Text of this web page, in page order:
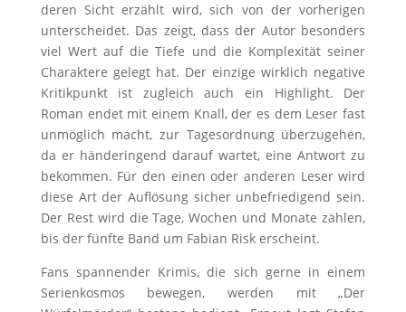
deren Sicht erzählt wird, sich von der vorherigen
unterscheidet. Das zeigt, dass der Autor besonders
viel Wert auf die Tiefe und die Komplexität seiner
Charaktere gelegt hat. Der einzige wirklich negative
Kritikpunkt ist zugleich auch ein Highlight. Der
Roman endet mit einem Knall, der es dem Leser fast
unmöglich macht, zur Tagesordnung überzugehen,
da er händeringend darauf wartet, eine Antwort zu
bekommen. Für den einen oder anderen Leser wird
diese Art der Auflösung sicher unbefriedigend sein.
Der Rest wird die Tage, Wochen und Monate zählen,
bis der fünfte Band um Fabian Risk erscheint.
Fans spannender Krimis, die sich gerne in einem
Serienkosmos bewegen, werden mit „Der